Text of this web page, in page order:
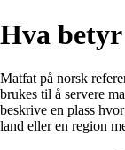
Hva
Matfat på norsk
brukes til å servere
beskrive en plass
land eller en region